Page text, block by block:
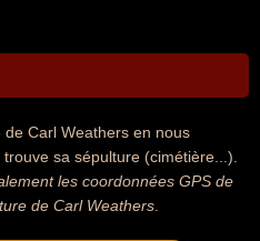
Carl Weathers en nous
sa sépulture (cimétière...).
les coordonnées GPS de
de Carl Weathers